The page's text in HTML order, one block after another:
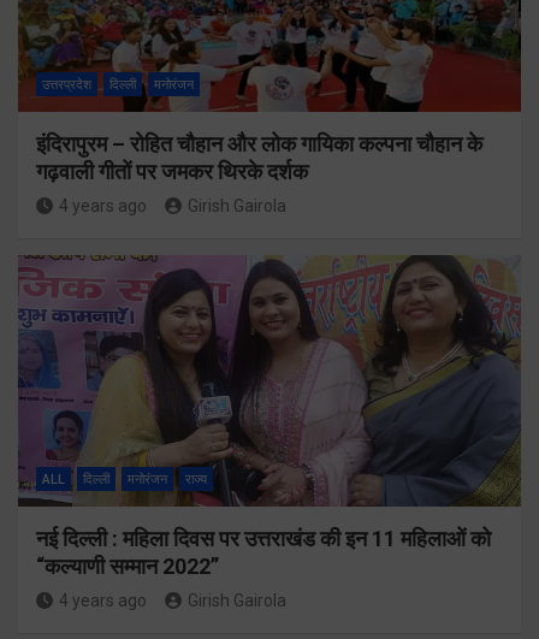
उत्तरप्रदेश दिल्ली मनोरंजन
इंदिरापुरम – रोहित चौहान और लोक गायिका कल्पना चौहान के
गढ़वाली गीतों पर जमकर थिरके दर्शक
4 years ago Girish Gairola
ALL दिल्ली मनोरंजन राज्य
नई दिल्ली : महिला दिवस पर उत्तराखंड की इन 11 महिलाओं को
“कल्याणी सम्मान 2022”
4 years ago Girish Gairola